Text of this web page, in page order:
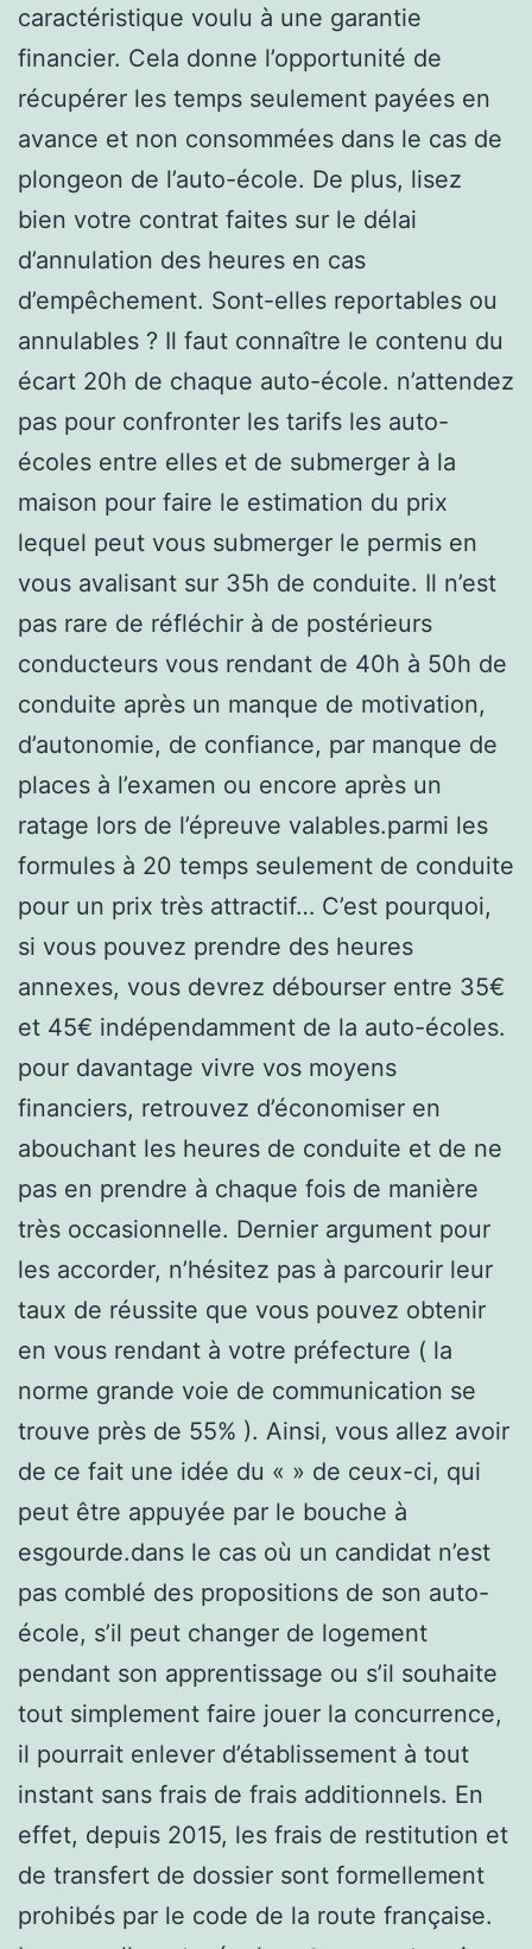
caractéristique voulu à une garantie
financier. Cela donne l’opportunité de
récupérer les temps seulement payées en
avance et non consommées dans le cas de
plongeon de l’auto-école. De plus, lisez
bien votre contrat faites sur le délai
d’annulation des heures en cas
d’empêchement. Sont-elles reportables ou
annulables ? Il faut connaître le contenu du
écart 20h de chaque auto-école. n’attendez
pas pour confronter les tarifs les auto-
écoles entre elles et de submerger à la
maison pour faire le estimation du prix
lequel peut vous submerger le permis en
vous avalisant sur 35h de conduite. Il n’est
pas rare de réfléchir à de postérieurs
conducteurs vous rendant de 40h à 50h de
conduite après un manque de motivation,
d’autonomie, de confiance, par manque de
places à l’examen ou encore après un
ratage lors de l’épreuve valables.parmi les
formules à 20 temps seulement de conduite
pour un prix très attractif… C’est pourquoi,
si vous pouvez prendre des heures
annexes, vous devrez débourser entre 35€
et 45€ indépendamment de la auto-écoles.
pour davantage vivre vos moyens
financiers, retrouvez d’économiser en
abouchant les heures de conduite et de ne
pas en prendre à chaque fois de manière
très occasionnelle. Dernier argument pour
les accorder, n’hésitez pas à parcourir leur
taux de réussite que vous pouvez obtenir
en vous rendant à votre préfecture ( la
norme grande voie de communication se
trouve près de 55% ). Ainsi, vous allez avoir
de ce fait une idée du « » de ceux-ci, qui
peut être appuyée par le bouche à
esgourde.dans le cas où un candidat n’est
pas comblé des propositions de son auto-
école, s’il peut changer de logement
pendant son apprentissage ou s’il souhaite
tout simplement faire jouer la concurrence,
il pourrait enlever d’établissement à tout
instant sans frais de frais additionnels. En
effet, depuis 2015, les frais de restitution et
de transfert de dossier sont formellement
prohibés par le code de la route française.